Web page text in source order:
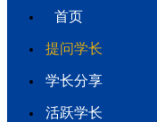
首页
提问学长
学长分享
活跃学长